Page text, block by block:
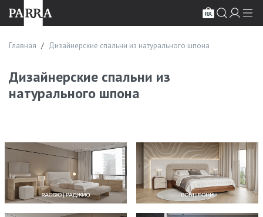
Главная Дизайнерские спальни из натурального шпона
Дизайнерские спальни из
натурального шпона